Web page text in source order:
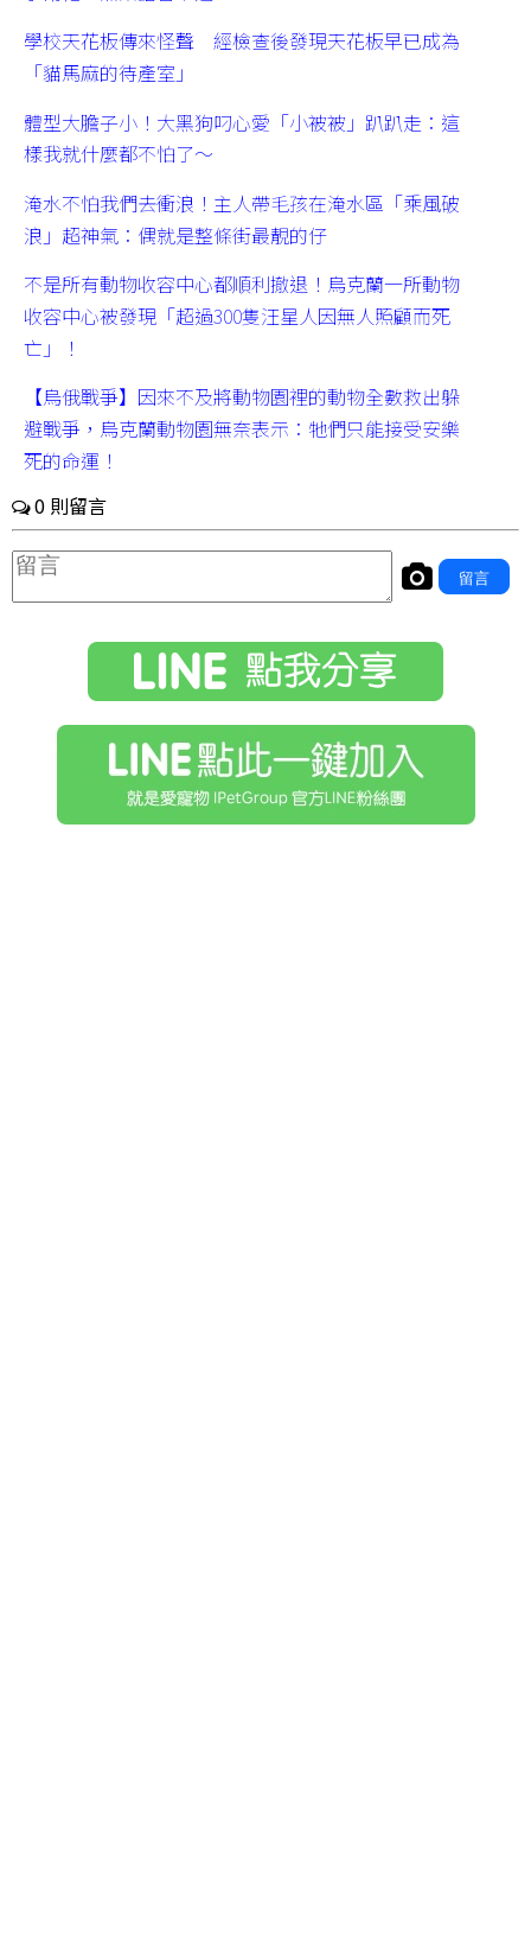
學校天花板傳來怪聲 經檢查後發現天花板早已成為
「貓馬麻的待產室」
體型大膽子小！大黑狗叼心愛「小被被」趴趴走：這
樣我就什麼都不怕了～
淹水不怕我們去衝浪！主人帶毛孩在淹水區「乘風破
浪」超神氣：偶就是整條街最靚的仔
不是所有動物收容中心都順利撤退！烏克蘭一所動物
收容中心被發現「超過300隻汪星人因無人照顧而死
亡」！
【烏俄戰爭】因來不及將動物園裡的動物全數救出躲
避戰爭，烏克蘭動物園無奈表示：牠們只能接受安樂
死的命運！